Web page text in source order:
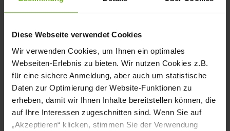
Diese Webseite verwendet Cookies
Wir verwenden Cookies, um Ihnen ein optimales
Webseiten-Erlebnis zu bieten. Wir nutzen Cookies z.B.
für eine sichere Anmeldung, aber auch um statistische
Daten zur Optimierung der Website-Funktionen zu
erheben, damit wir Ihnen Inhalte bereitstellen können, die
auf Ihre Interessen zugeschnitten sind. Wenn Sie auf
„Akzeptieren“ klicken, stimmen Sie der Verwendung
In Regionen mit einem Wert über35
Neuinfektionenfolgt eine Begrenzung
auf 25 Teilnehmer im öffentlichen
Raum.
Ab50 Neuinfektionenpro 100.000
Einwohner in sieben Tagen werden
private Feiern auf maximal zehn